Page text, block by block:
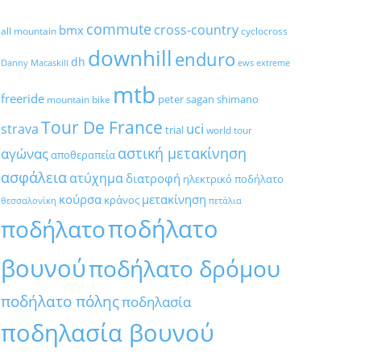
all mountain bmx commutecross-countrycyclocross
Danny Macaskill dh downhill enduro ews extreme
freeride mountain bike mtb peter sagan shimano
stravaTour De France trial uci world tour
αγώναςαποθεραπεία αστική μετακίνηση
ασφάλειαατύχημα διατροφή ηλεκτρικό ποδήλατο
θεσσαλονίκη κούρσα κράνος μετακίνηση πετάλια
ποδήλατοποδήλατο
βουνούποδήλατο δρόμου
ποδήλατο πόληςποδηλασία
ποδηλασία βουνού